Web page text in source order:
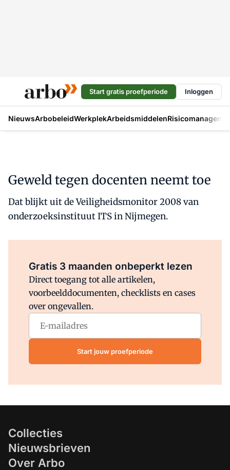
Start gratis proefperiode Inloggen
NieuwsArbobeleidWerkplekArbeidsmiddelen
Geweld tegen docenten neemt toe
Dat blijkt uit de Veiligheidsmonitor 2008 van
onderzoeksinstituut ITS in Nijmegen.
Gratis 3 maanden onbeperkt lezen
Direct toegang tot alle artikelen,
voorbeelddocumenten, checklists en cases
over ongevallen.
Start jouw proefperiode
Collecties
Nieuwsbrieven
Over Arbo